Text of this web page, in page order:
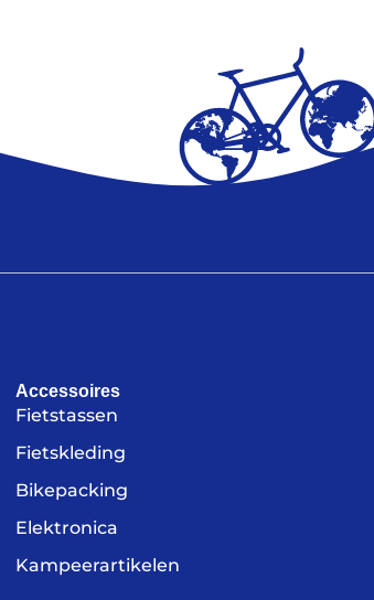
Accessoires
Fietstassen
Fietskleding
Bikepacking
Elektronica
Kampeerartikelen